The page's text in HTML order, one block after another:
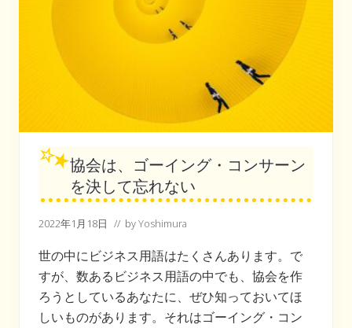
協会は、ゴーイング・コンサーン
を決して忘れない
2022年1月18日 // byYoshimura
世の中にビジネス用語はたくさんあります。で
すが、数あるビジネス用語の中でも、協会を作
ろうとしているあなたに、ぜひ知っておいてほ
しいものがあります。それはゴーイング・コン